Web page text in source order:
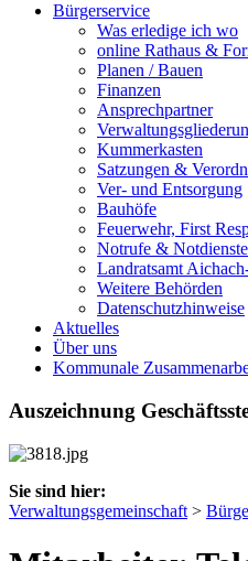
Bürgerservice
Was erledige ich wo
online Rathaus &
Planen / Bauen
Finanzen
Ansprechpartner
Kummerkasten
Satzungen &
Ver- und Entsorgung
Bauhöfe
Feuerwehr, First
Notrufe & Notdienste
Landratsamt
Weitere Behörden
Datenschutzhinweise
Aktuelles
Über uns
Kommunale
Auszeichnung
Sie sind hier:
Verwaltungsgemeinschaft >